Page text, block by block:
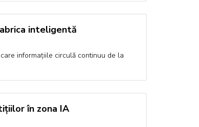
inteligentă
informațiile circulă continuu de la
în zona IA